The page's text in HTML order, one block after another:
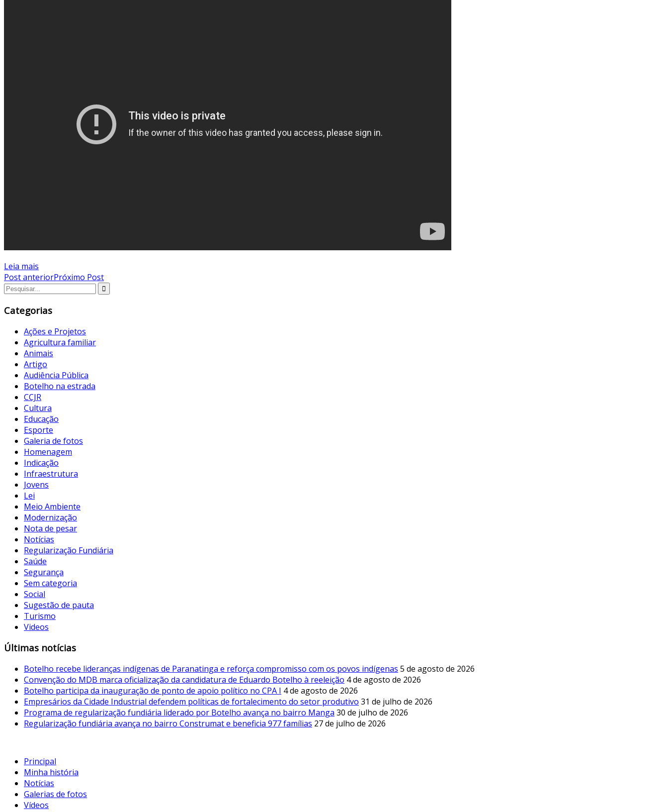
Leia mais
Post anteriorPróximo Post
Categorias
Ações e Projetos
Agricultura familiar
Animais
Artigo
Audiência Pública
Botelho na estrada
CCJR
Cultura
Educação
Esporte
Galeria de fotos
Homenagem
Indicação
Infraestrutura
Jovens
Lei
Meio Ambiente
Modernização
Nota de pesar
Notícias
Regularização Fundiária
Saúde
Segurança
Sem categoria
Social
Sugestão de pauta
Turismo
Videos
Últimas notícias
Botelho recebe lideranças indígenas de Paranatinga e reforça compromisso com os povos indígenas 5 de agosto de 2026
Convenção do MDB marca oficialização da candidatura de Eduardo Botelho à reeleição 4 de agosto de 2026
Botelho participa da inauguração de ponto de apoio político no CPA I 4 de agosto de 2026
Empresários da Cidade Industrial defendem políticas de fortalecimento do setor produtivo 31 de julho de 2026
Programa de regularização fundiária liderado por Botelho avança no bairro Manga 30 de julho de 2026
Regularização fundiária avança no bairro Construmat e beneficia 977 famílias 27 de julho de 2026
Principal
Minha história
Notícias
Galerias de fotos
Vídeos